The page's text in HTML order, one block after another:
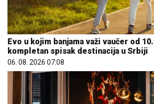
Evo u kojim banjama važi vaučer od
kompletan spisak destinacija u Srbiji
06. 08. 2026 07:08